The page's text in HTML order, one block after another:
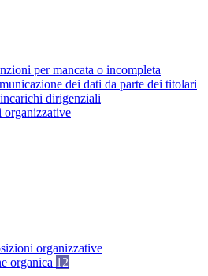
per mancata o incompleta
dei dati da parte dei titolari
dirigenziali
organizzative
organizzative
organica 12